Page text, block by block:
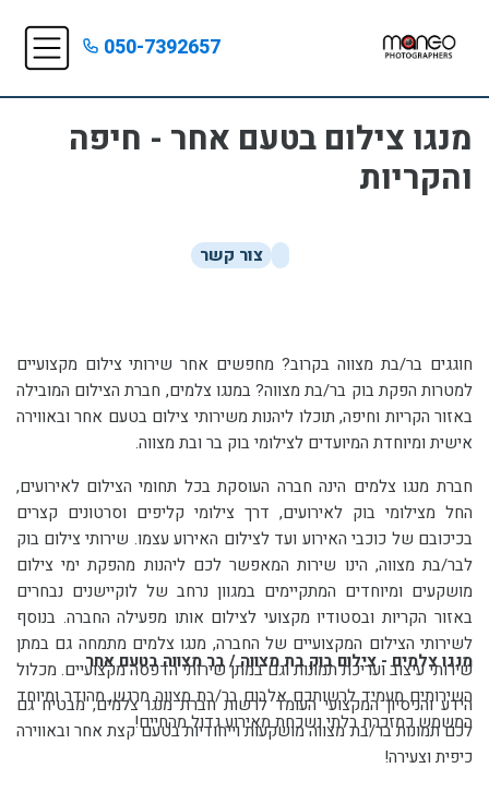
050-7392657
מנגו צילום בטעם אחר - חיפה
והקריות
צור קשר
חוגגים בר/בת מצווה בקרוב? מחפשים אחר שירותי צילום מקצועיים
למטרות הפקת בוק בר/בת מצווה? במנגו צלמים, חברת הצילום המובילה
באזור הקריות וחיפה, תוכלו ליהנות משירותי צילום בטעם אחר ובאווירה
אישית ומיוחדת המיועדים לצילומי בוק בר ובת מצווה.
חברת מנגו צלמים הינה חברה העוסקת בכל תחומי הצילום לאירועים,
החל מצילומי בוק לאירועים, דרך צילומי קליפים וסרטונים קצרים
בכיכובם של כוכבי האירוע ועד לצילום האירוע עצמו. שירותי צילום בוק
לבר/בת מצווה, הינו שירות המאפשר לכם ליהנות מהפקת ימי צילום
מושקעים ומיוחדים המתקיימים במגוון נרחב של לוקיישנים נבחרים
באזור הקריות ובסטודיו מקצועי לצילום אותו מפעילה החברה. בנוסף
לשירותי הצילום המקצועיים של החברה, מנגו צלמים מתמחה גם במתן
שירותי עיצוב ועריכת תמונות וגם במתן שירותי הדפסה מקצועיים. מכלול
השירותים מעמיד לרשותכם אלבום בר/בת מצווה מרגש, מהודר ומיוחד
המשמש כמזכרת בלתי נשכחת מאירוע גדול מהחיים!
מנגו צלמים - צילום בוק בת מצווה / בר מצווה בטעם אחר
הידע והניסיון המקצועי העומד לרשות חברת מנגו צלמים, מבטיח גם
לכם תמונות בר/בת מצווה מושקעות וייחודיות בטעם קצת אחר ובאווירה
כיפית וצעירה!